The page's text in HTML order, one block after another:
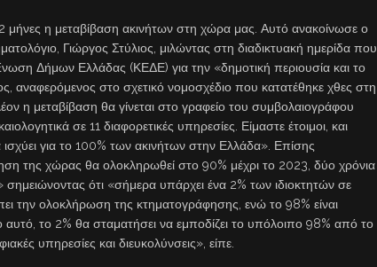
2 μήνες η μεταβίβαση ακινήτων στη χώρα μας. Αυτό ανακοίνωσε ο
Γιώργος Στύλιος, μιλώντας στη διαδικτυακή ημερίδα που
Δήμων Ελλάδας (ΚΕΔΕ) για την «δημοτική περιουσία και το
αναφερόμενος στο σχετικό νομοσχέδιο που κατατέθηκε χθες στη
η μεταβίβαση θα γίνεται στο γραφείο του συμβολαιογράφου
σε 11 διαφορετικές υπηρεσίες. Είμαστε έτοιμοι, και
για το 100% των ακινήτων στην Ελλάδα». Επίσης
της χώρας θα ολοκληρωθεί στο 90% μέχρι το 2023, δύο χρόνια
σημειώνοντας ότι «σήμερα υπάρχει ένα 2% των ιδιοκτητών σε
την ολοκλήρωση της κτηματογράφησης, ενώ το 98% είναι
αυτό, το 2% θα σταματήσει να εμποδίζει το υπόλοιπο 98% από το
υπηρεσίες και διευκολύνσεις», είπε.